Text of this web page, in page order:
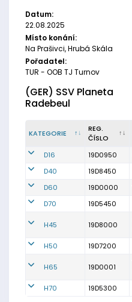
Datum:
22.08.2025
Místo konání:
Na Prašivci, Hrubá Skála
Pořadatel:
TUR - OOB TJ Turnov
(GER) SSV Planeta
Radebeul
KATEGORIE
REG.
ČÍSLO
D16 19D0950
D40
19D8450
D60
19D0000
D70
19D5450
H45 19D8000
H50
19D7200
H65 19D0001
H70
19D5300